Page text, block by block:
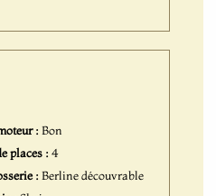
:Bon
places :4
:Berline découvrable